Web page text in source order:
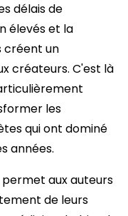
délais de
élevés et la
créent un
créateurs. C'est là
les
qui ont dominé
années.
aux auteurs
de leurs